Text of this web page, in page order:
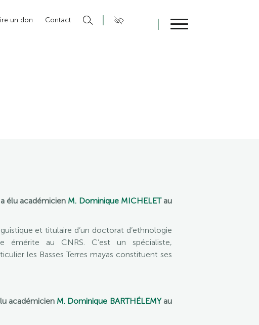
un don
Contact
élu académicien M. Dominique MICHELETau
et titulaire d’un doctorat d’ethnologie
émérite au CNRS. C’est un spécialiste,
les Basses Terres mayas constituent ses
académicien M. Dominique BARTHÉLEMYau